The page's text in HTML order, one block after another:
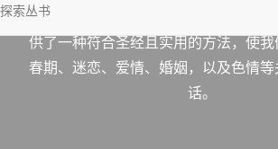
探索丛书谈论爱情、性和婚姻？在这本小册子中
供了一种符合圣经且实用的方法，使
春期、迷恋、爱情、婚姻，以及色情
话。